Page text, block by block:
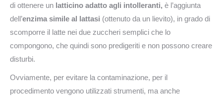
di ottenere un latticino adatto agli intolleranti, è l’aggiunta
dell’enzima simile al lattasi (ottenuto da un lievito), in grado di
scomporre il latte nei due zuccheri semplici che lo
compongono, che quindi sono predigeriti e non possono creare
disturbi.
Ovviamente, per evitare la contaminazione, per il
procedimento vengono utilizzati strumenti, ma anche